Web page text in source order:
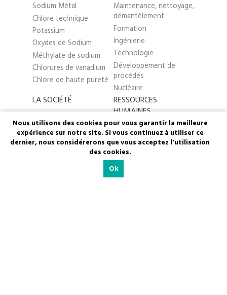
Sodium Métal
Chlore technique
Potassium
Oxydes de Sodium
Méthylate de sodium
Chlorures de vanadium
Chlore de haute pureté
Maintenance, nettoyage,
démantèlement
Formation
Ingénierie
Technologie
Développement de
procédés
Nucléaire
LA SOCIÉTÉ
Nous connaître
Notre structure
RESSOURCES
HUMAINES
Politique RH
Formation
Carrières
Egalité professionnelle
Nous utilisons des cookies pour vous garantir la meilleure
expérience sur notre site. Si vous continuez à utiliser ce
dernier, nous considérerons que vous acceptez l'utilisation
des cookies.
Ok